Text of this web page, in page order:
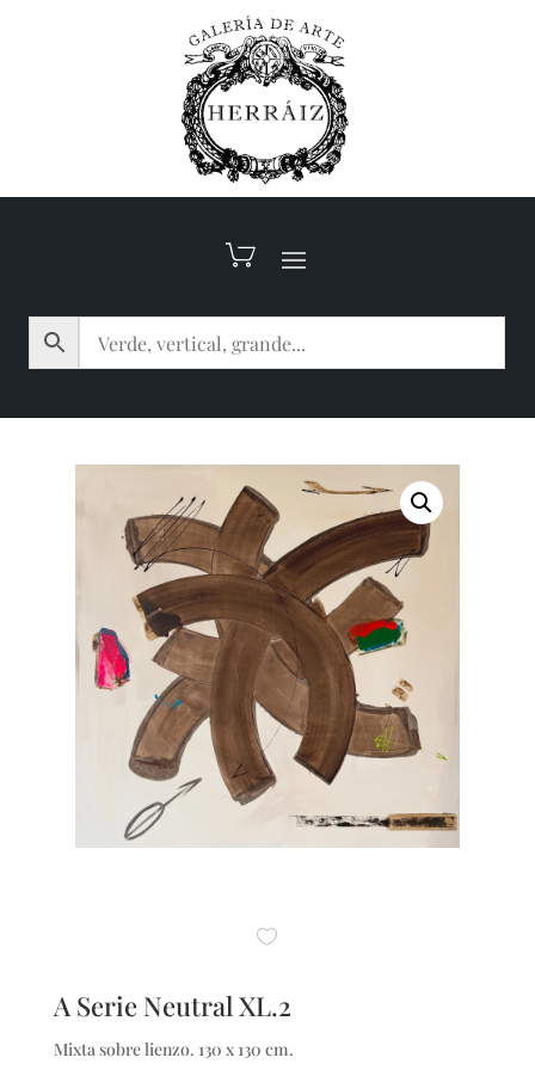
A Serie Neutral XL.2
Mixta sobre lienzo. 130 x 130 cm.